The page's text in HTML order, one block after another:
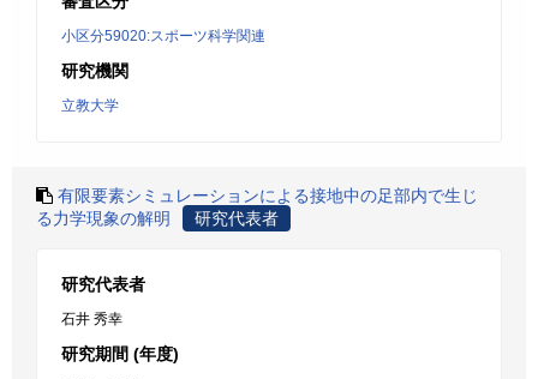
小区分59020:スポーツ科学関連
研究機関
立教大学
有限要素シミュレーションによる接地中の足部内で生じ
る力学現象の解明
研究代表者
研究代表者
石井 秀幸
研究期間 (年度)